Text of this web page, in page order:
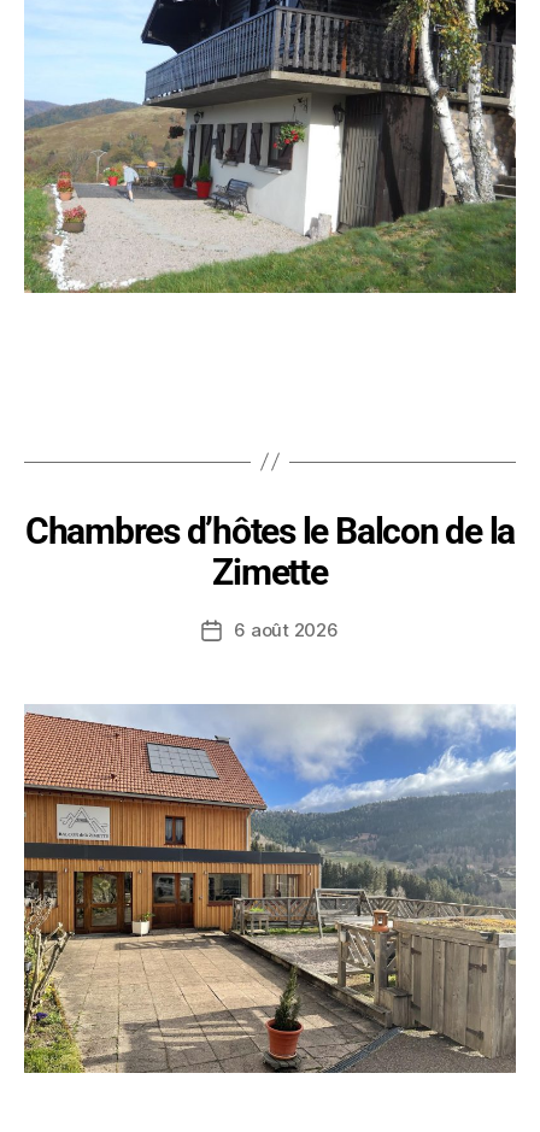
Chambres d’hôtes le Balcon de la
Zimette
6 août 2026